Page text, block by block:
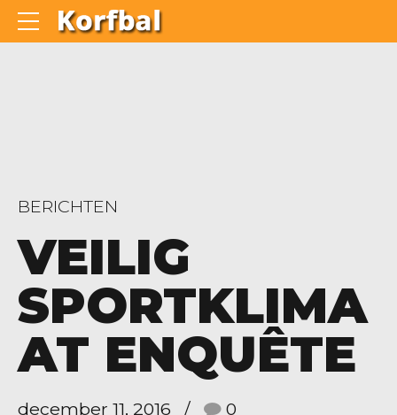
BERICHTEN
VEILIG
SPORTKLIMA
AT ENQUÊTE
december 11, 2016 0